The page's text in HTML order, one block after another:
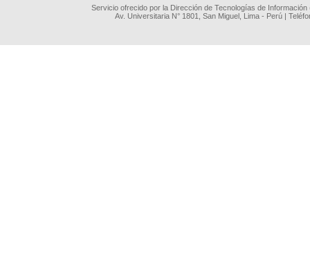
Servicio ofrecido por la Dirección de Tecnologías de
Av. Universitaria N° 1801, San Miguel, Lima - Perú |